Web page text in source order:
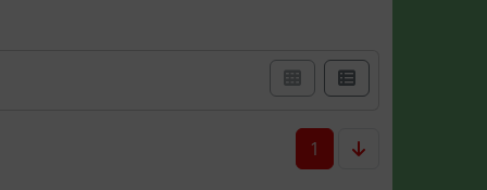
einer Box- oder Listenansicht wählen.
1